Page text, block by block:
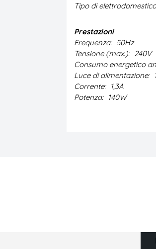
Tipo di
Prestazioni
Frequenza: 50Hz
Tensione (max.): 240V
Consumo energetico
Luce di alimentazione:
Corrente: 1,3A
Potenza: 140W